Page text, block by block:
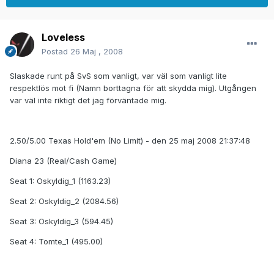
Loveless
Postad 26 Maj , 2008
Slaskade runt på SvS som vanligt, var väl som vanligt lite
respektlös mot fi (Namn borttagna för att skydda mig). Utgången
var väl inte riktigt det jag förväntade mig.
2.50/5.00 Texas Hold'em (No Limit) - den 25 maj 2008 21:37:48
Diana 23 (Real/Cash Game)
Seat 1: Oskyldig_1 (1163.23)
Seat 2: Oskyldig_2 (2084.56)
Seat 3: Oskyldig_3 (594.45)
Seat 4: Tomte_1 (495.00)